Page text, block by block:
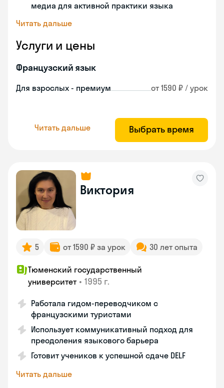
медиа для активной практики языка
Читать дальше
Услуги и цены
Французский язык
Для взрослых - премиум от 1590 ₽ / урок
Читать дальше Выбрать время
Виктория
5 от 1590 ₽ за урок 30 лет опыта
Тюменский государственный
университет • 1995 г.
Работала гидом-переводчиком с
французскими туристами
Использует коммуникативный подход для
преодоления языкового барьера
Готовит учеников к успешной сдаче DELF
Читать дальше